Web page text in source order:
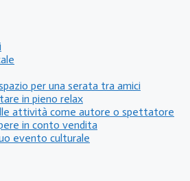
per una serata tra amici
in pieno relax
attività come autore o spettatore
in conto vendita
evento culturale